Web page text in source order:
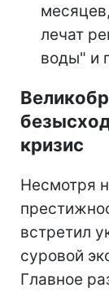
лечат
воды" и
кризис
Несмотря
встретил
суровой
Главное